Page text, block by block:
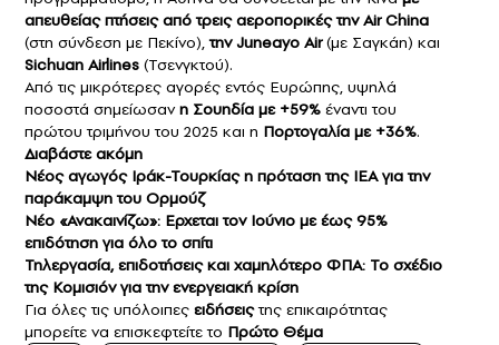
απευθείας πτήσεις από τρεις αεροπορικές την Αir China
(στη σύνδεση με Πεκίνο),την Juneayo Air(με Σαγκάη) και
Sichuan Airlines (Τσενγκτού).
Από τις μικρότερες αγορές εντός Ευρώπης, υψηλά
ποσοστά σημείωσανη Σουηδία με +59% έναντι του
πρώτου τριμήνου του 2025 και η Πορτογαλία με +36%.
Διαβάστε ακόμη
Νέος αγωγός Ιράκ-Τουρκίας η πρόταση της IEA για την
παράκαμψη του Ορμούζ
Νέο «Ανακαινίζω»: Ερχεται τον Ιούνιο με έως 95%
επιδότηση για όλο το σπίτι
Τηλεργασία, επιδοτήσεις και χαμηλότερο ΦΠΑ: Το σχέδιο
της Κομισιόν για την ενεργειακή κρίση
Για όλες τις υπόλοιπες ειδήσειςτης επικαιρότητας
μπορείτε να επισκεφτείτε το Πρώτο Θέμα